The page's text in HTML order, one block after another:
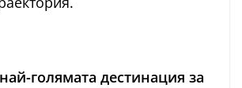
най-голямата дестинация за